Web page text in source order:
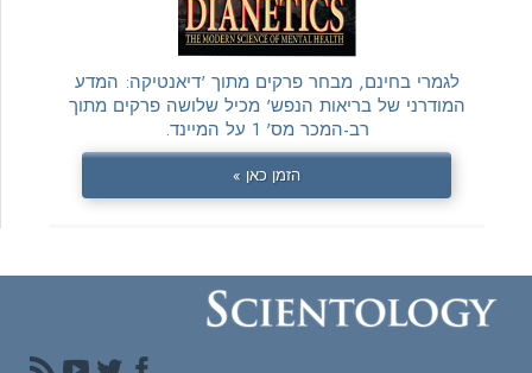
לגמרי בחינם, מבחר פרקים מתוך 'דיאנטיקה: המדע
המודרני של בריאות הנפש' מכיל שלושה פרקים מתוך
רב-המכר מס' 1 על המיינד.
הזמן כאן »